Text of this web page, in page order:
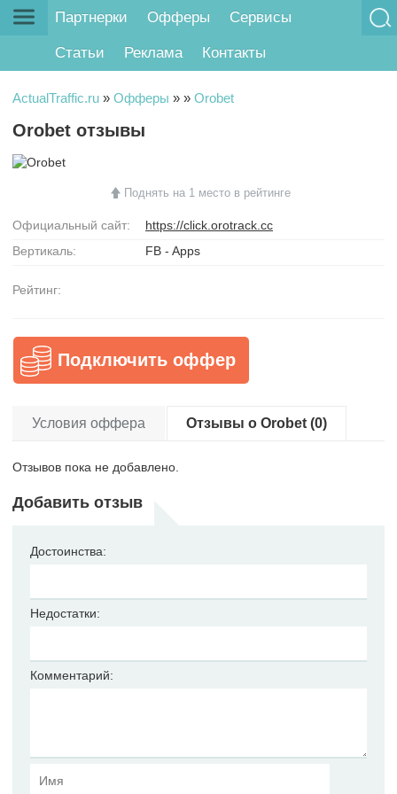
Партнерки Офферы Сервисы
Статьи Реклама Контакты
ActualTraffic.ru » Офферы » » Orobet
Orobet отзывы
Поднять на 1 место в рейтинге
Официальный сайт:
https://click.orotrack.cc
Вертикаль:
FB - Apps
Рейтинг:
Подключить оффер
Условия оффера Отзывы о Orobet (0)
Отзывов пока не добавлено.
Добавить отзыв
Достоинства:
Недостатки:
Комментарий: